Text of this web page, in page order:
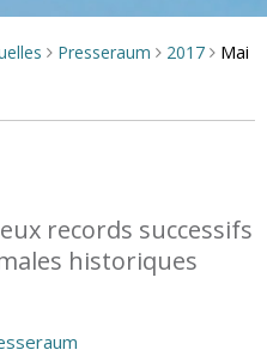
> Presseraum > 2017 > Mai
records successifs
historiques